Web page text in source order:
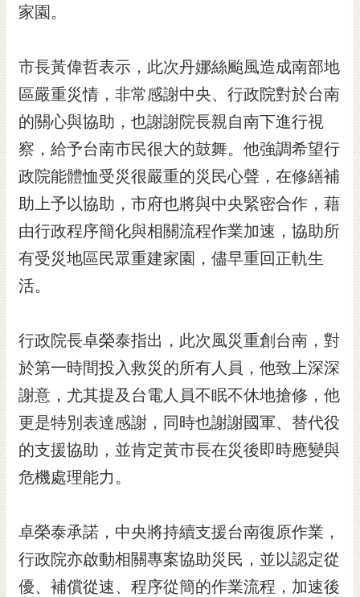
花
桐
花
祭
網
站
導
覽
訂
閱
RSS
訂
子
報
市
民
信
箱
English
本
語
隱
家園。
市長黃偉哲表示，此次丹娜絲颱風造成南部地
區嚴重災情，非常感謝中央、行政院對於台南
的關心與協助，也謝謝院長親自南下進行視
察，給予台南市民很大的鼓舞。他強調希望行
政院能體恤受災很嚴重的災民心聲，在修繕補
助上予以協助，市府也將與中央緊密合作，藉
由行政程序簡化與相關流程作業加速，協助所
有受災地區民眾重建家園，儘早重回正軌生
活。
行政院長卓榮泰指出，此次風災重創台南，對
於第一時間投入救災的所有人員，他致上深深
謝意，尤其提及台電人員不眠不休地搶修，他
更是特別表達感謝，同時也謝謝國軍、替代役
的支援協助，並肯定黃市長在災後即時應變與
危機處理能力。
卓榮泰承諾，中央將持續支援台南復原作業，
行政院亦啟動相關專案協助災民，並以認定從
優、補償從速、程序從簡的作業流程，加速後